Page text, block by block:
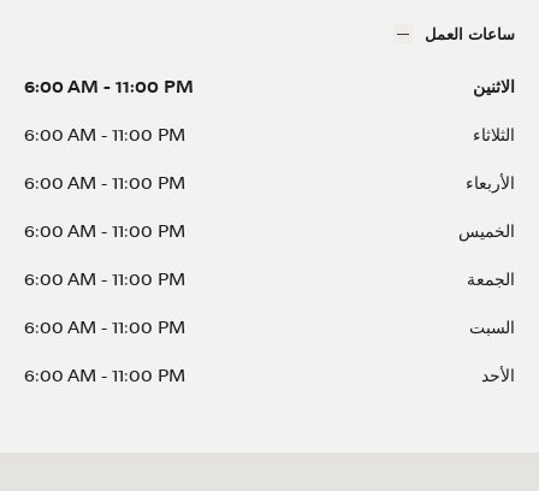
ساعات العمل
الاثنين 6:00 AM - 11:00 PM
الثلاثاء
6:00 AM - 11:00 PM
الأربعاء
6:00 AM - 11:00 PM
الخميس
6:00 AM - 11:00 PM
الجمعة
6:00 AM - 11:00 PM
السبت
6:00 AM - 11:00 PM
الأحد
6:00 AM - 11:00 PM